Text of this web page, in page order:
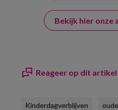
Bekijk hier onze
Reageer op dit artikel
Kinderdagverblijven